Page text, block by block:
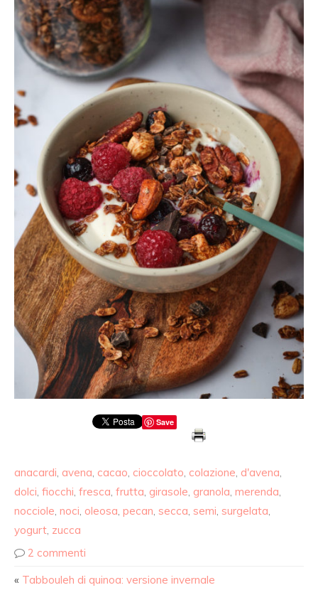
Save
anacardi, avena, cacao, cioccolato, colazione, d'avena,
dolci, fiocchi, fresca, frutta, girasole, granola, merenda,
nocciole, noci, oleosa, pecan, secca, semi, surgelata,
yogurt, zucca
2 commenti
« Tabbouleh di quinoa: versione invernale